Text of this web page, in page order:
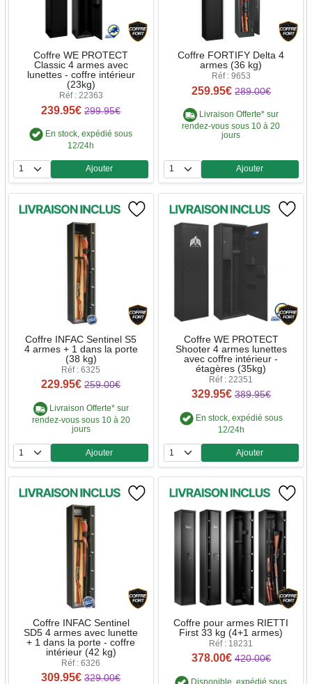
Coffre WE PROTECT
Classic 4 armes avec
lunettes - coffre intérieur
(23kg)
Réf : 22363
239.95€ 299.95€
En stock, expédié sous
12/24h
Quantité
Ajouter
Coffre FORTIFY Delta 4
armes (36 kg)
Réf : 9653
259.95€ 289.00€
Livraison Offerte* sur
rendez-vous sous 10 à 20
jours
Quantité
Ajouter
Coffre INFAC Sentinel S5
4 armes + 1 dans la porte
(38 kg)
Réf : 6325
229.95€ 259.00€
Livraison Offerte* sur
rendez-vous sous 10 à 20
jours
Quantité
Ajouter
Coffre WE PROTECT
Shooter 4 armes lunettes
avec coffre intérieur -
étagères (35kg)
Réf : 22351
329.95€ 389.95€
En stock, expédié sous
12/24h
Quantité
Ajouter
Coffre INFAC Sentinel
SD5 4 armes avec lunette
+ 1 dans la porte - coffre
intérieur (42 kg)
Réf : 6326
309.95€ 329.00€
Coffre pour armes RIETTI
First 33 kg (4+1 armes)
Réf : 18231
378.00€ 420.00€
Disponible, expédié sous